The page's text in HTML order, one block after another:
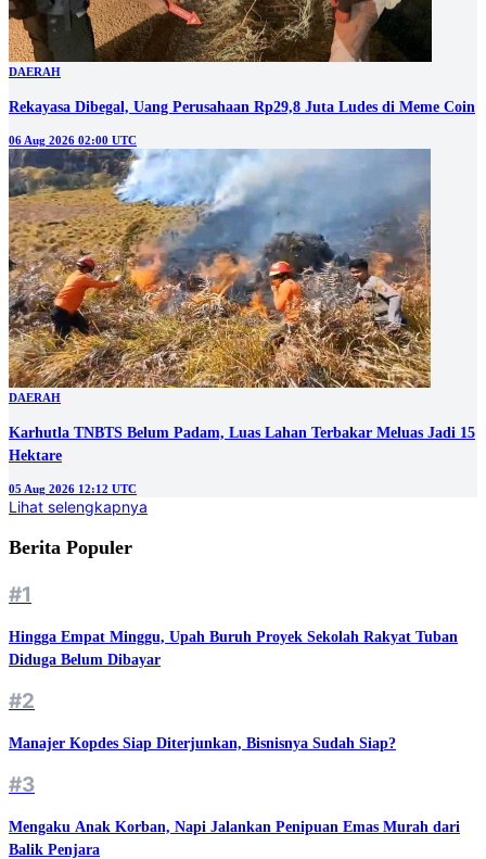
DAERAH
Rekayasa Dibegal, Uang Perusahaan Rp29,8 Juta Ludes di Meme Coin
06 Aug 2026 02:00 UTC
DAERAH
Karhutla TNBTS Belum Padam, Luas Lahan Terbakar Meluas Jadi 15
Hektare
05 Aug 2026 12:12 UTC
Lihat selengkapnya
Berita Populer
#1
Hingga Empat Minggu, Upah Buruh Proyek Sekolah Rakyat Tuban
Diduga Belum Dibayar
#2
Manajer Kopdes Siap Diterjunkan, Bisnisnya Sudah Siap?
#3
Mengaku Anak Korban, Napi Jalankan Penipuan Emas Murah dari
Balik Penjara